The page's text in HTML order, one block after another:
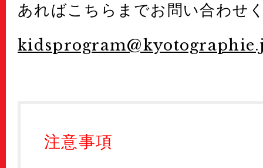
あればこちらまでお問い合わせ
注意事項